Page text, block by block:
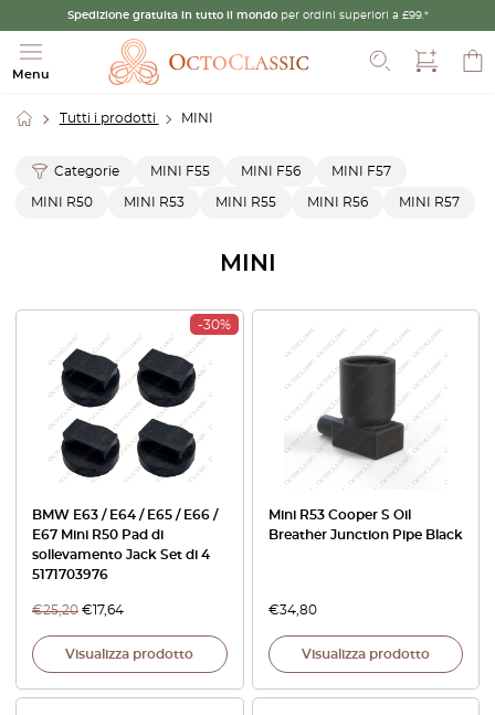
Spedizione gratuita in tutto il mondo per ordini superiori a £99.*
Menu
Cerca
Tutti i prodotti MINI
Categorie MINI F55 MINI F56 MINI F57
MINI R50 MINI R53 MINI R55 MINI R56 MINI R57
MINI
-30%
BMW E63 / E64 / E65 / E66 /
E67 Mini R50 Pad di
sollevamento Jack Set di 4
5171703976
€25,20 €17,64
Visualizza prodotto
Mini R53 Cooper S Oil
Breather Junction Pipe Black
€34,80
Visualizza prodotto